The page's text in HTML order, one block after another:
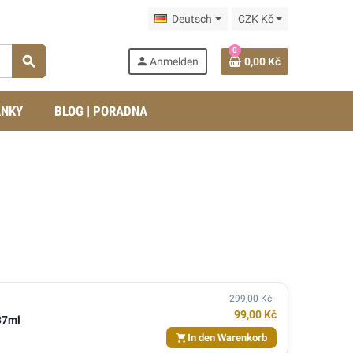
Deutsch CZK Kč
search person Anmelden
0
0,00 Kč
BLOG | PORADNA
299,00 Kč
99,00 Kč
In den Warenkorb